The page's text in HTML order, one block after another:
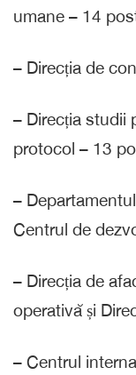
umane – 14
– Direcția de
– Direcția studii
protocol – 13
–
Centrul de
– Direcția de
operativă și
– Centrul